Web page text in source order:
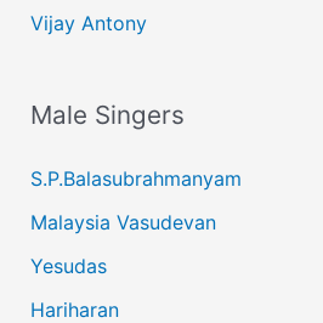
Vijay Antony
Male Singers
S.P.Balasubrahmanyam
Malaysia Vasudevan
Yesudas
Hariharan